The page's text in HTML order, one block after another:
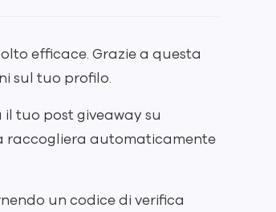
efficace. Grazie a questa
sul tuo profilo.
tuo post giveaway su
raccogliera automaticamente
un codice di verifica